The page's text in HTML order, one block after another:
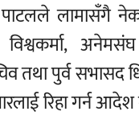
लामासँगै
अनेमसंघ
तथा पुर्व सभासद
रिहा गर्न